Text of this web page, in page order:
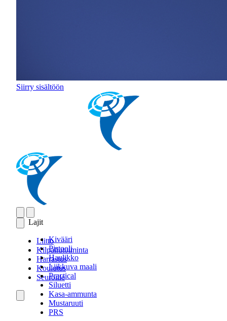
Siirry sisältöön
Lajit
Kivääri
Pistooli
Haulikko
Liikkuva maali
Practical
Siluetti
Kasa-ammunta
Mustaruuti
PRS
Liitto
Kilpailutoiminta
Harrastus
Koulutus
Seuroille